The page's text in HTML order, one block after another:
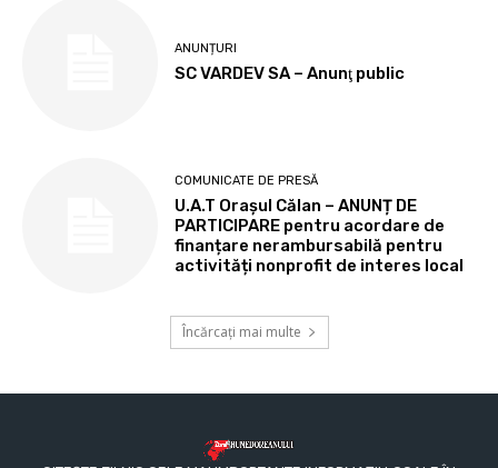
ANUNȚURI
SC VARDEV SA – Anunţ public
COMUNICATE DE PRESĂ
U.A.T Orașul Călan – ANUNȚ DE
PARTICIPARE pentru acordare de
finanțare nerambursabilă pentru
activități nonprofit de interes local
Încărcați mai multe